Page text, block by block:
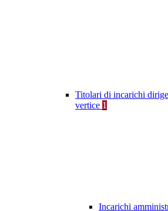
Titolari di incarichi
vertice 1
Incarichi